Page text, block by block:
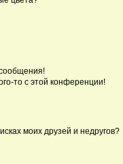
то с этой конференции!
моих друзей и недругов?